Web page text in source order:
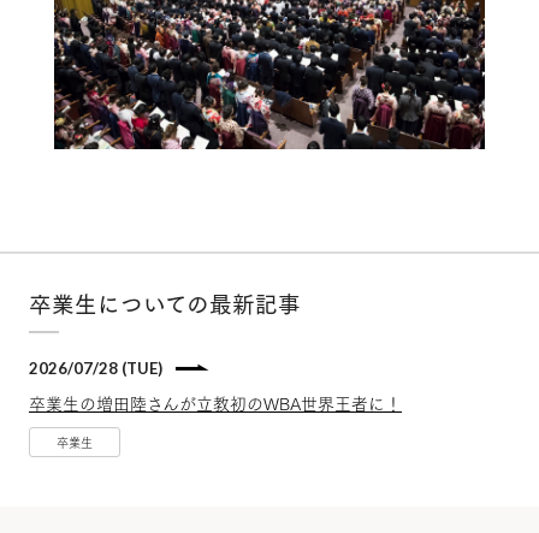
卒業生についての最新記事
2026/07/28 (TUE)
卒業生の増田陸さんが立教初のWBA世界王者に！
卒業生